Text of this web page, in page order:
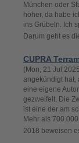
München oder
höher, da habe
ins Grübeln. Ich
Darum geht es
CUPRA
(Mon, 21 Jul
angekündigt hat,
eine eigene
gezweifelt. Die
ist eine der am
Mehr als
2018 beweisen